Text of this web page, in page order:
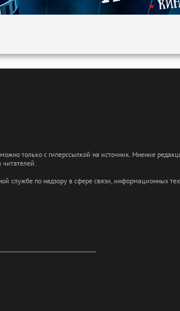
только с гиперссылкой на источник. Мнение
читателей.
службе по надзору в сфере связи,